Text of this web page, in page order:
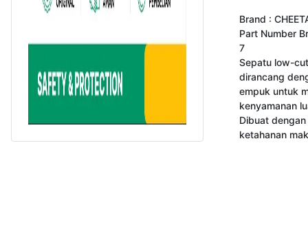
Brand :
Part Number
7
Sepatu low-
dirancang
empuk untuk
kenyamanan
Dibuat
ketahanan